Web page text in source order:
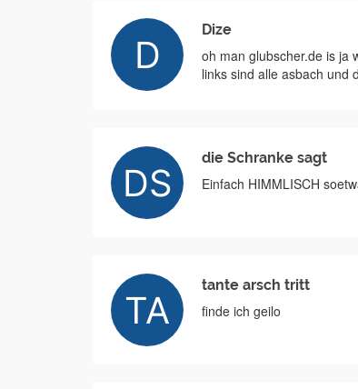
Dize
oh man glubscher.de is ja
links sind alle asbach und
die Schranke sagt
Einfach HIMMLISCH
tante arsch tritt
finde ich geilo